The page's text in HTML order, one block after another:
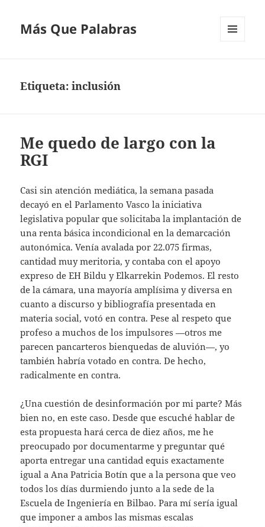
Más Que Palabras
Etiqueta:inclusión
Me quedo de largo con la
RGI
Casi sin atención mediática, la semana pasada
decayó en el Parlamento Vasco la iniciativa
legislativa popular que solicitaba la implantación de
una renta básica incondicional en la demarcación
autonómica. Venía avalada por 22.075 firmas,
cantidad muy meritoria, y contaba con el apoyo
expreso de EH Bildu y Elkarrekin Podemos. El resto
de la cámara, una mayoría amplísima y diversa en
cuanto a discurso y bibliografía presentada en
materia social, votó en contra. Pese al respeto que
profeso a muchos de los impulsores —otros me
parecen pancarteros bienquedas de aluvión—, yo
también habría votado en contra. De hecho,
radicalmente en contra.
¿Una cuestión de desinformación por mi parte? Más
bien no, en este caso. Desde que escuché hablar de
esta propuesta hará cerca de diez años, me he
preocupado por documentarme y preguntar qué
aporta entregar una cantidad equis exactamente
igual a Ana Patricia Botín que a la persona que veo
todos los días durmiendo junto a la sede de la
Escuela de Ingeniería en Bilbao. Para mí sería igual
que imponer a ambos las mismas escalas